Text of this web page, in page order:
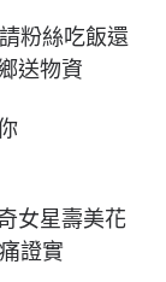
粉絲吃飯還
送物資
女星壽美花
證實